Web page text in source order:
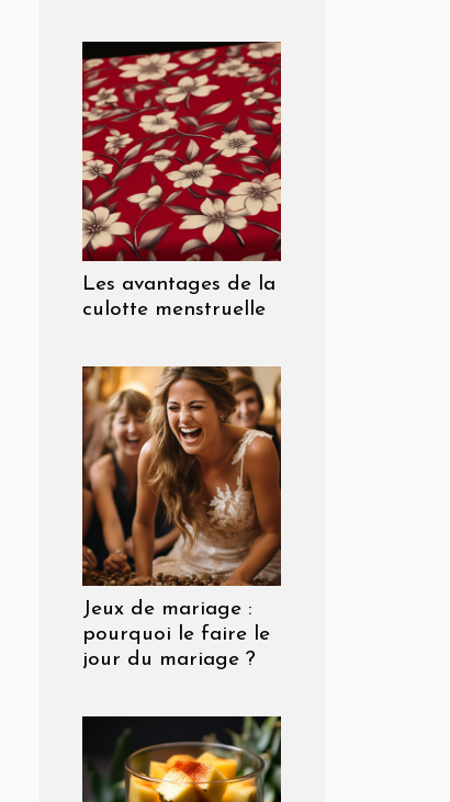
Les avantages de la
culotte menstruelle
Jeux de mariage :
pourquoi le faire le
jour du mariage ?